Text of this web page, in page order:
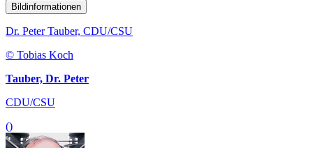
Bildinformationen
Dr. Peter Tauber, CDU/CSU
© Tobias Koch
Tauber, Dr. Peter
CDU/CSU
()